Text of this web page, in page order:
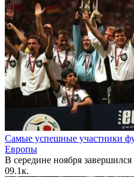
Самые успешные участники
Европы
В середине ноября
09.1к.